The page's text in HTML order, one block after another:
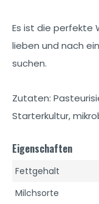
Es ist die perfekte
lieben und nach
suchen.
Zutaten:
Starterkultur,
Eigenschaften
Fettgehalt
Milchsorte